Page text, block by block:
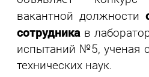
вакантной должности
сотрудника в
испытаний №5, ученая
технических наук.